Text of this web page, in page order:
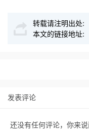
转载请注明出处:
本文的链接地址:
发表评论
还没有任何评论，你来